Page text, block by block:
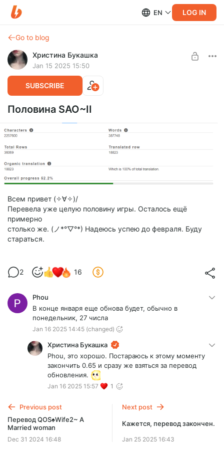
EN LOG IN
Go to blog
Христина Букашка
Jan 15 2025 15:50
SUBSCRIBE
Половина SAO~II
Всем привет (✧∀✧)/
Перевела уже целую половину игры. Осталось ещё
примерно
столько же. (ノ*°▽°*) Надеюсь успею до февраля. Буду
стараться.
2 16
Phou
В конце января еще обнова будет, обычно в
понедельник, 27 числа
Jan 16 2025 14:45 (changed)
Христина Букашка
Phou, это хорошо. Постараюсь к этому моменту
закончить 0.65 и сразу же взяться за перевод
обновления.
Jan 16 2025 15:57 1
Previous post
Перевод QOS♠Wife2~ A
Married woman
Dec 31 2024 16:48
Next post
Кажется, перевод закончен.
Jan 25 2025 16:43